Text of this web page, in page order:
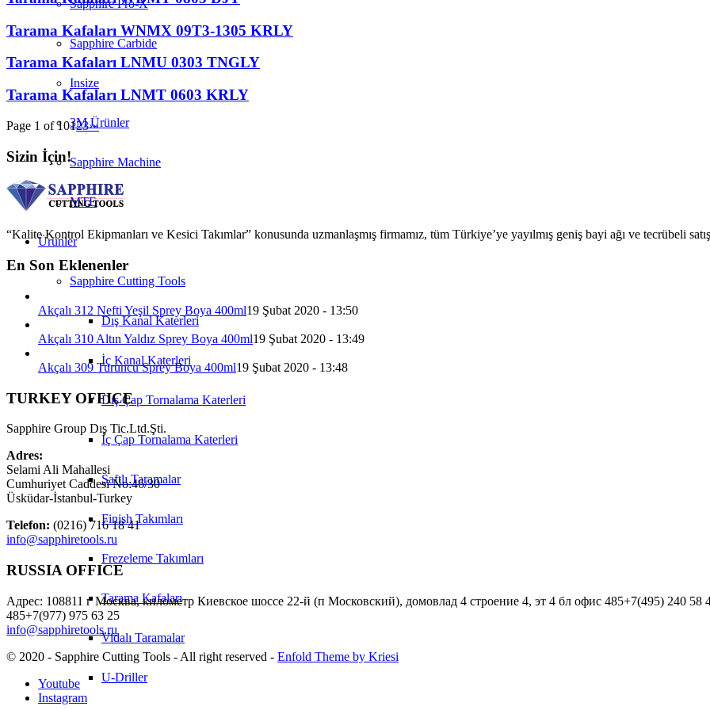
Sapphire Pro-X
Sapphire Carbide
Insize
3M Ürünler
Sapphire Machine
MTE
Ürünler
Sapphire Cutting Tools
Dış Kanal Katerleri
İç Kanal Katerleri
Dış Çap Tornalama Katerleri
İç Çap Tornalama Katerleri
Şaftlı Taramalar
Finish Takımları
Frezeleme Takımları
Tarama Kafaları
Vidalı Taramalar
U-Driller
Tarama Kafaları WNMX 09T3-1305 KRLY
Tarama Kafaları LNMU 0303 TNGLY
Tarama Kafaları LNMT 0603 KRLY
Page 1 of 10123›»
Sizin İçin!
“Kalite Kontrol Ekipmanları ve Kesici Takımlar” konusunda uzmanlaşmış firmamız, tüm Türkiye’ye yayılmış geniş bayi ağı ve tecrübeli
En Son Eklenenler
Akçalı 312 Nefti Yeşil Sprey Boya 400ml19 Şubat 2020 - 13:50
Akçalı 310 Altın Yaldız Sprey Boya 400ml19 Şubat 2020 - 13:49
Akçalı 309 Turuncu Sprey Boya 400ml19 Şubat 2020 - 13:48
TURKEY OFFICE
Sapphire Group Dış Tic.Ltd.Şti.
Adres:
Selami Ali Mahallesi
Cumhuriyet Caddesi No:46/30
Üsküdar-İstanbul-Turkey
Telefon: (0216) 716 18 41
info@sapphiretools.ru
RUSSIA OFFICE
Адрес: 108811 г Москва, километр Киевское шоссе 22-й (п Московский), домовлад 4 строение 4, эт 4 бл офис 485+7(495) 240 58
485+7(977) 975 63 25
info@sapphiretools.ru
© 2020 - Sapphire Cutting Tools - All right reserved - Enfold Theme by Kriesi
Youtube
Instagram